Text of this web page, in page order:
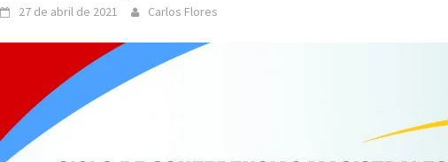
27 de abril de 2021 Carlos Flores